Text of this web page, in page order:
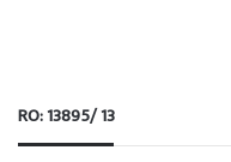
RO: 13895/ 13